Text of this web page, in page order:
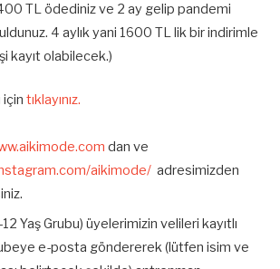
TL ödediniz ve 2 ay gelip pandemi
4 aylık yani 1600 TL lik bir indirimle
kayıt olabilecek.)
tıklayınız.
dan ve
aikimode/ adresimizden
Yaş Grubu) üyelerimizin velileri kayıtlı
e-posta göndererek (lütfen isim ve